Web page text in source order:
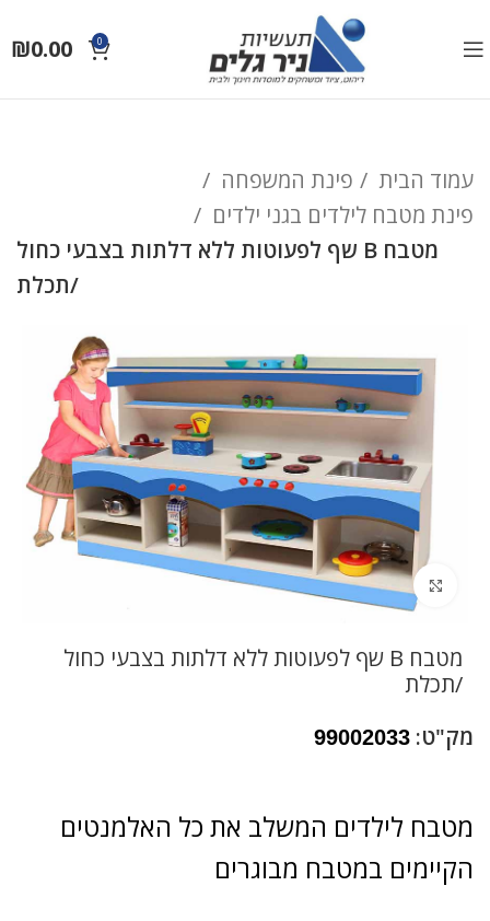
0
₪0.00
עמוד הבית
פינת המשפחה
פינת מטבח לילדים בגני ילדים
מטבח B שף לפעוטות ללא דלתות בצבעי כחול
/תכלת
לחץ להגדלה
מטבח B שף לפעוטות ללא דלתות בצבעי כחול
/תכלת
מק"ט: 99002033
מטבח לילדים המשלב את כל האלמנטים
הקיימים במטבח מבוגרים